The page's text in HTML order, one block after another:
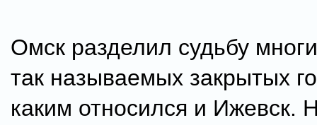
Омск разделил судьбу
так называемых закрытых
каким относился и Ижевск.